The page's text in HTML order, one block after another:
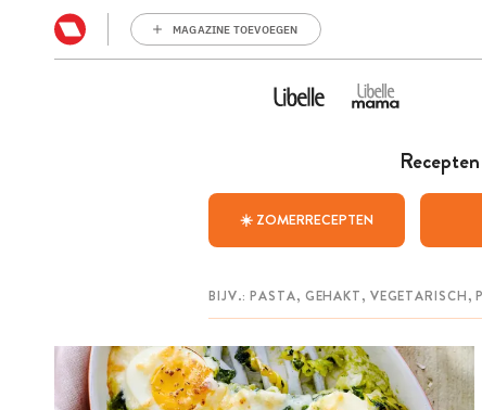
MAGAZINE TOEVOEGEN
Recepten
☀️ ZOMERRECEPTEN